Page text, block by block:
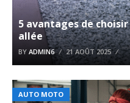
5 avantages de
allée
BY ADMIN6 21 AOÛT 2025
AUTO MOTO